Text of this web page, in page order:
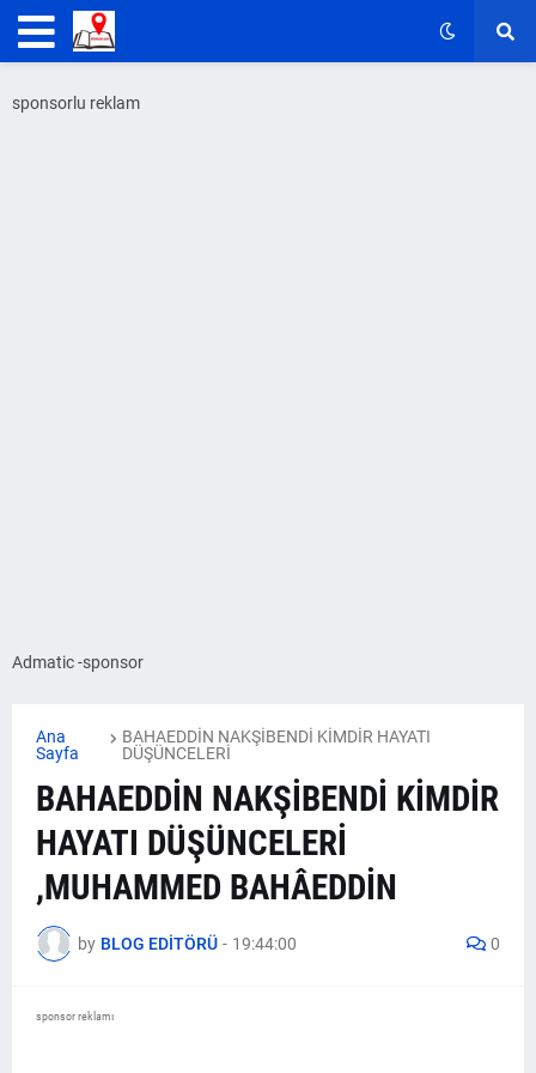
sponsorlu reklam
Admatic -sponsor
Ana
Sayfa
BAHAEDDİN NAKŞİBENDİ KİMDİR HAYATI
DÜŞÜNCELERİ
BAHAEDDİN NAKŞİBENDİ KİMDİR
HAYATI DÜŞÜNCELERİ
,MUHAMMED BAHÂEDDİN
by BLOG EDİTÖRÜ - 19:44:00 0
sponsor reklamı